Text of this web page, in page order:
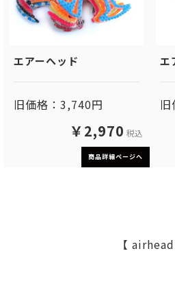
エアーヘッド
旧価格：3,740円
￥2,970 税込
商品詳細ページへ
エ
【 airhead